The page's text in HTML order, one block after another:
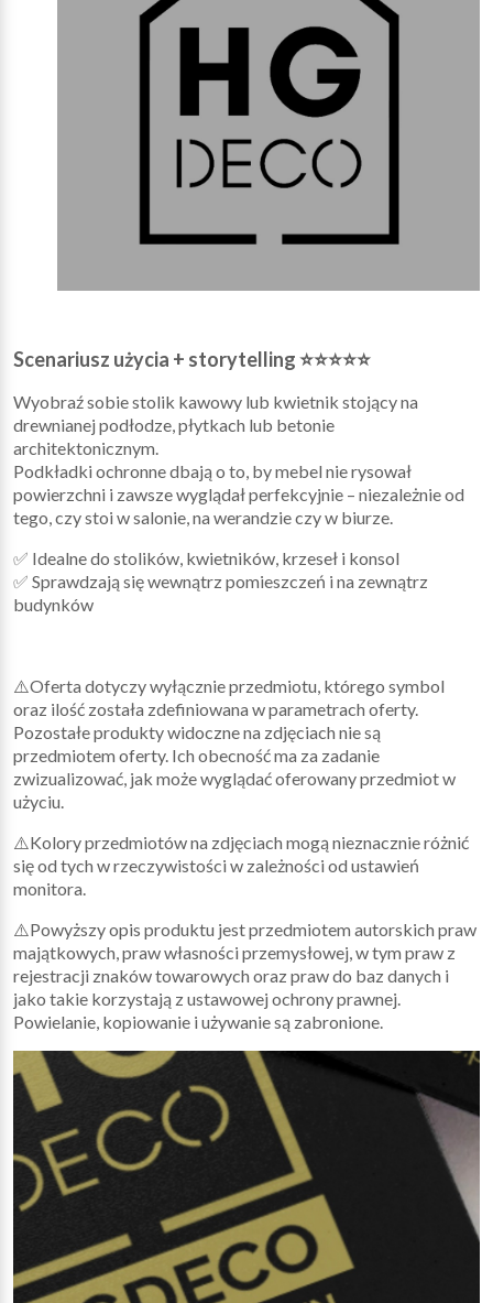
Scenariusz użycia + storytelling ⭐⭐⭐⭐⭐
Wyobraź sobie stolik kawowy lub kwietnik stojący na
drewnianej podłodze, płytkach lub betonie
architektonicznym.
Podkładki ochronne dbają o to, by mebel nie rysował
powierzchni i zawsze wyglądał perfekcyjnie – niezależnie od
tego, czy stoi w salonie, na werandzie czy w biurze.
✅ Idealne do stolików, kwietników, krzeseł i konsol
✅ Sprawdzają się wewnątrz pomieszczeń i na zewnątrz
budynków
⚠️Oferta dotyczy wyłącznie przedmiotu, którego symbol
oraz ilość została zdefiniowana w parametrach oferty.
Pozostałe produkty widoczne na zdjęciach nie są
przedmiotem oferty. Ich obecność ma za zadanie
zwizualizować, jak może wyglądać oferowany przedmiot w
użyciu.
⚠️Kolory przedmiotów na zdjęciach mogą nieznacznie różnić
się od tych w rzeczywistości w zależności od ustawień
monitora.
⚠️Powyższy opis produktu jest przedmiotem autorskich praw
majątkowych, praw własności przemysłowej, w tym praw z
rejestracji znaków towarowych oraz praw do baz danych i
jako takie korzystają z ustawowej ochrony prawnej.
Powielanie, kopiowanie i używanie są zabronione.